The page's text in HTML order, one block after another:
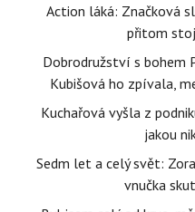
Action láká: Značková
přitom
Dobrodružství s bohem
Kubišová ho zpívala,
Kuchařová vyšla z
jakou
Sedm let a celý svět:
vnučka